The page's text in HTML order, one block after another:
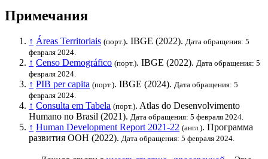
Примечания
↑ Áreas Territoriais (порт.). IBGE (2022). Дата обращения: 5
февраля 2024.
↑ Censo Demográfico (порт.). IBGE (2022). Дата обращения: 5
февраля 2024.
↑ PIB per capita (порт.). IBGE (2024). Дата обращения: 5
февраля 2024.
↑ Consulta em Tabela (порт.). Atlas do Desenvolvimento
Humano no Brasil (2021). Дата обращения: 5 февраля 2024.
↑ Human Development Report 2021-22 (англ.). Программа
развития ООН (2022). Дата обращения: 5 февраля 2024.